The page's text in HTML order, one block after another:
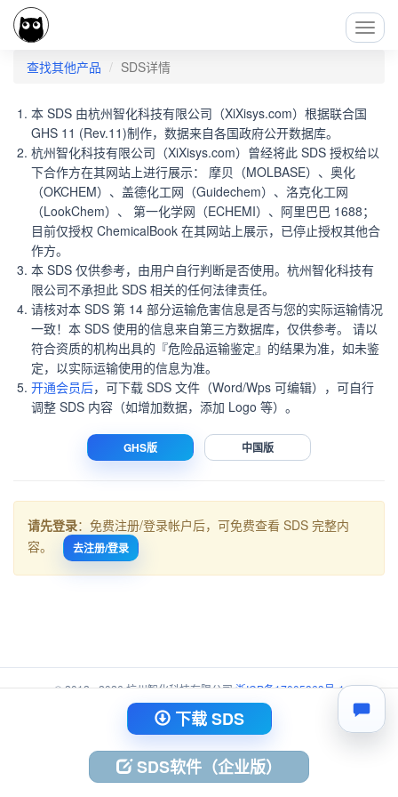
查找其他产品
SDS详情
本 SDS 由杭州智化科技有限公司（XiXisys.com）根据联合国
GHS 11 (Rev.11)制作，数据来自各国政府公开数据库。
杭州智化科技有限公司（XiXisys.com）曾经将此 SDS 授权给以
下合作方在其网站上进行展示： 摩贝（MOLBASE）、奥化
（OKCHEM）、盖德化工网（Guidechem）、洛克化工网
（LookChem）、 第一化学网（ECHEMI）、阿里巴巴 1688；
目前仅授权 ChemicalBook 在其网站上展示，已停止授权其他合
作方。
本 SDS 仅供参考，由用户自行判断是否使用。杭州智化科技有
限公司不承担此 SDS 相关的任何法律责任。
请核对本 SDS 第 14 部分运输危害信息是否与您的实际运输情况
一致！本 SDS 使用的信息来自第三方数据库，仅供参考。 请以
符合资质的机构出具的『危险品运输鉴定』的结果为准，如未鉴
定，以实际运输使用的信息为准。
开通会员后，可下载 SDS 文件（Word/Wps 可编辑），可自行
调整 SDS 内容（如增加数据，添加 Logo 等）。
GHS版 中国版
请先登录：免费注册/登录帐户后，可免费查看 SDS 完整内
容。
去注册/登录
下载 SDS
SDS软件（企业版）
© 2012 - 2026 杭州智化科技有限公司浙ICP备17005863号-1
浙公网安备 33010402003734号